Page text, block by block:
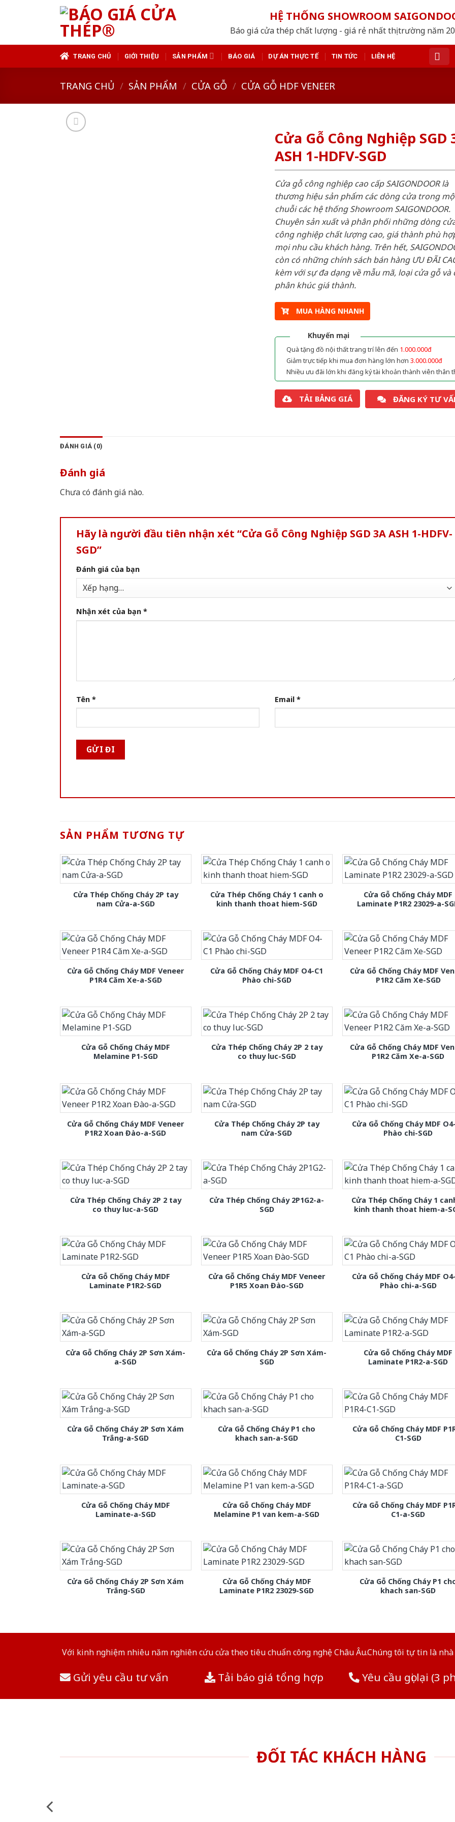
HỆ THỐNG SHOWROOM
Báo giá cửa thép chất lượng - giá rẻ nhất thị trường năm
TRANG CHỦ GIỚI THIỆU SẢN PHẨM BÁO GIÁ DỰ ÁN THỰC TẾ TIN TỨC LIÊN HỆ
TRANG CHỦ / SẢN PHẨM / CỬA GỖ / CỬA GỖ HDF VENEER
Cửa Gỗ Công Nghiệp SGD
ASH 1-HDFV-SGD
Cửa gỗ công nghiệp cao cấp SAIGONDOOR là
thương hiệu sản phẩm các dòng cửa trong
chuỗi các hệ thống Showroom SAIGONDOOR.
Chuyên sản xuất và phân phối những dòng
công nghiệp chất lượng cao, giá thành phù
mọi nhu cầu khách hàng. Trên hết,
còn có những chính sách bán hàng ƯU ĐÃI
kèm với sự đa dạng về mẫu mã, loại cửa gỗ và
phân khúc giá thành.
MUA HÀNG NHANH
Khuyến mại
Quà tặng đồ nội thất trang trí lên đến 1.000.000đ
Giảm trực tiếp khi mua đơn hàng lớn hơn 3.000.000đ
Nhiều ưu đãi lớn khi đăng ký tài khoản thành viên thân
TẢI BẢNG GIÁ ĐĂNG KÝ TƯ
ĐÁNH GIÁ (0)
Đánh giá
Chưa có đánh giá nào.
Hãy là người đầu tiên nhận xét “Cửa Gỗ Công Nghiệp SGD 3A ASH 1-HDFV-
SGD”
Đánh giá của bạn
Nhận xét của bạn *
Tên * Email *
SẢN PHẨM TƯƠNG TỰ
Cửa Thép Chống Cháy 2P tay
nam Cửa-a-SGD
Cửa Thép Chống Cháy 1 canh o
kinh thanh thoat hiem-SGD
Cửa Gỗ Chống Cháy MDF
Laminate P1R2 23029-a-
Cửa Gỗ Chống Cháy MDF Veneer
P1R4 Căm Xe-a-SGD
Cửa Gỗ Chống Cháy MDF O4-C1
Phào chi-SGD
Cửa Gỗ Chống Cháy MDF
P1R2 Căm Xe-SGD
Cửa Gỗ Chống Cháy MDF
Melamine P1-SGD
Cửa Thép Chống Cháy 2P 2 tay
co thuy luc-SGD
Cửa Gỗ Chống Cháy MDF
P1R2 Căm Xe-a-SGD
Cửa Gỗ Chống Cháy MDF Veneer
P1R2 Xoan Đào-a-SGD
Cửa Thép Chống Cháy 2P tay
nam Cửa-SGD
Cửa Gỗ Chống Cháy MDF
Phào chi-SGD
Cửa Thép Chống Cháy 2P 2 tay
co thuy luc-a-SGD
Cửa Thép Chống Cháy 2P1G2-a-
SGD
Cửa Thép Chống Cháy 1
kinh thanh thoat hiem-a-
Cửa Gỗ Chống Cháy MDF
Laminate P1R2-SGD
Cửa Gỗ Chống Cháy MDF Veneer
P1R5 Xoan Đào-SGD
Cửa Gỗ Chống Cháy MDF
Phào chi-a-SGD
Cửa Gỗ Chống Cháy 2P Sơn Xám-
a-SGD
Cửa Gỗ Chống Cháy 2P Sơn Xám-
SGD
Cửa Gỗ Chống Cháy MDF
Laminate P1R2-a-SGD
Cửa Gỗ Chống Cháy 2P Sơn Xám
Trắng-a-SGD
Cửa Gỗ Chống Cháy P1 cho
khach san-a-SGD
Cửa Gỗ Chống Cháy MDF
C1-SGD
Cửa Gỗ Chống Cháy MDF
Laminate-a-SGD
Cửa Gỗ Chống Cháy MDF
Melamine P1 van kem-a-SGD
Cửa Gỗ Chống Cháy MDF
C1-a-SGD
Cửa Gỗ Chống Cháy 2P Sơn Xám
Trắng-SGD
Cửa Gỗ Chống Cháy MDF
Laminate P1R2 23029-SGD
Cửa Gỗ Chống Cháy P1
khach san-SGD
Với kinh nghiệm nhiêu năm nghiên cứu cửa theo tiêu chuẩn công nghệ Châu Âu.Chúng tôi tự tin là
Gửi yêu cầu tư vấn Tải báo giá tổng hợp Yêu cầu gọi lại (3
ĐỐI TÁC KHÁCH HÀNG